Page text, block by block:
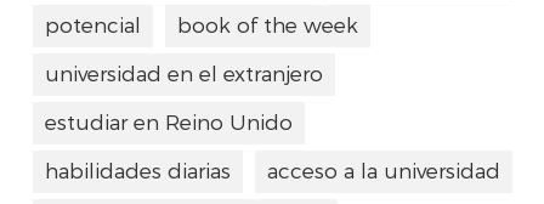
potencial
book of the week
universidad en el extranjero
estudiar en Reino Unido
habilidades diarias
acceso a la universidad